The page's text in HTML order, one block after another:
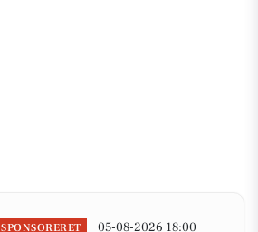
SPONSORERET 05-08-2026 18:00